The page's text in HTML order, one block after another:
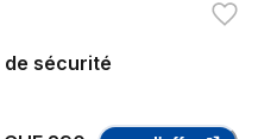
sécurité